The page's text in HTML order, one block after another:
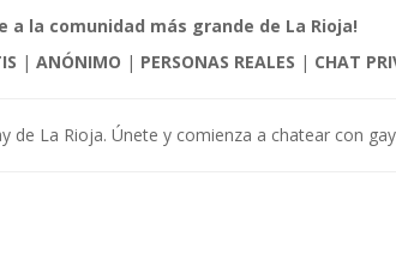
a la comunidad más grande de La Rioja!
| ANÓNIMO | PERSONAS REALES | CHAT
de La Rioja. Únete y comienza a chatear con